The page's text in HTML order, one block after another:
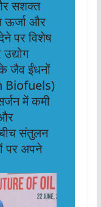
सशक्त
ऊर्जा और
पर विशेष
जैव ईंधनों
Biofuels)
में कमी
बीच संतुलन
पर अपने